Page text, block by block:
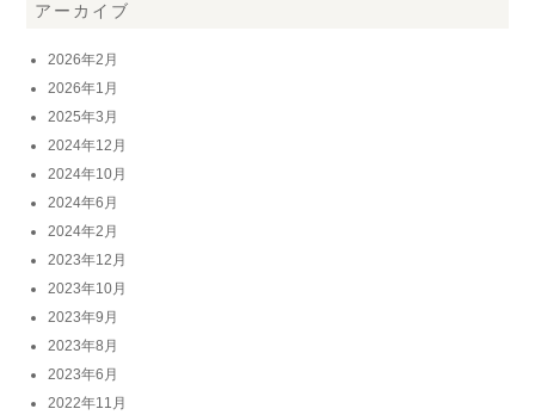
アーカイブ
2026年2月
2026年1月
2025年3月
2024年12月
2024年10月
2024年6月
2024年2月
2023年12月
2023年10月
2023年9月
2023年8月
2023年6月
2022年11月